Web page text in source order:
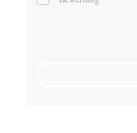
Mato von Vogelstein